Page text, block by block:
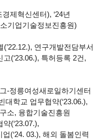
제혁신센터), ‘24년
기업기술정보진흥원)
연구개발전담부서
(‘23.06.), 특허등록 2건,
-정릉여성새로일하기센터
대학교 업무협약(‘23.06.),
소, 융합기술진흥원
(‘23.07.),
(‘24. 03.), 해외 돌봄인력